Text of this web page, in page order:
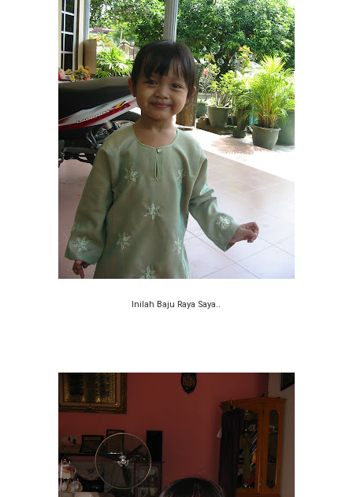
Inilah Baju Raya Saya..